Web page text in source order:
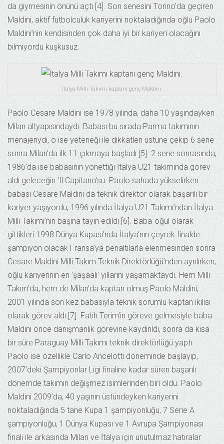
da giymesinin önünü açtı [4]. Son senesini Torino’da geçiren
Maldini, aktif futbolculuk kariyerini noktaladığında oğlu Paolo
Maldini’nin kendisinden çok daha iyi bir kariyeri olacağını
bilmiyordu kuşkusuz.
İtalya Milli Takımı kaptanı genç Maldini.
Paolo Cesare Maldini ise 1978 yılında, daha 10 yaşındayken
Milan altyapısındaydı. Babası bu sırada Parma takımının
menajeriydi, o ise yeteneği ile dikkatleri üstüne çekip 6 sene
sonra Milan’da ilk 11 çıkmaya başladı [5]. 2 sene sonrasında,
1986’da ise babasının yönettiği İtalya U21 takımında görev
aldı geleceğin ‘Il Capitano’su. Paolo sahada yükselirken
babası Cesare Maldini da teknik direktör olarak başarılı bir
kariyer yaşıyordu; 1996 yılında İtalya U21 Takımı’ndan İtalya
Milli Takımı’nın başına tayin edildi [6]. Baba-oğul olarak
gittikleri 1998 Dünya Kupası’nda İtalya’nın çeyrek finalde
şampiyon olacak Fransa’ya penaltılarla elenmesinden sonra
Cesare Maldini Milli Takım Teknik Direktörlüğü’nden ayrılırken,
oğlu kariyerinin en ‘şaşaalı’ yıllarını yaşamaktaydı. Hem Milli
Takım’da, hem de Milan’da kaptan olmuş Paolo Maldini,
2001 yılında son kez babasıyla teknik sorumlu-kaptan ikilisi
olarak görev aldı [7]. Fatih Terim’in göreve gelmesiyle baba
Maldini önce danışmanlık görevine kaydırıldı, sonra da kısa
bir süre Paraguay Milli Takımı teknik direktörlüğü yaptı.
Paolo ise özellikle Carlo Ancelotti döneminde başlayıp,
2007’deki Şampiyonlar Ligi finaline kadar süren başarılı
dönemde takımın değişmez isimlerinden biri oldu. Paolo
Maldini 2009’da, 40 yaşının üstündeyken kariyerini
noktaladığında 5 tane Kupa 1 şampiyonluğu, 7 Serie A
şampiyonluğu, 1 Dünya Kupası ve 1 Avrupa Şampiyonası
finali ile arkasında Milan ve İtalya için unutulmaz hatıralar